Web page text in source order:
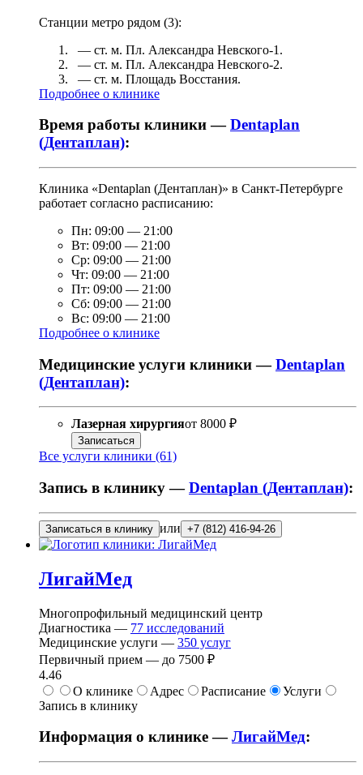
Станции метро рядом (3):
— ст. м. Пл. Александра Невского-1 .
— ст. м. Пл. Александра Невского-2.
— ст. м. Площадь Восстания.
Подробнее о клинике
Время работы клиники —Dentaplan
(Дентаплан):
Клиника «Dentaplan (Дентаплан)» в Санкт-Петербурге
работает согласно расписанию:
Пн: 09:00 — 21:00
Вт: 09:00 — 21:00
Ср: 09:00 — 21:00
Чт: 09:00 — 21:00
Пт: 09:00 — 21:00
Сб: 09:00 — 21:00
Вс: 09:00 — 21:00
Подробнее о клинике
Медицинские услуги клиники —Dentaplan
(Дентаплан):
Лазерная хирургияот 8000 ₽
Записаться
Все услуги клиники (61)
Запись в клинику —Dentaplan (Дентаплан):
Записаться в клинику или +7 (812) 416-94-26
ЛигайМед
Многопрофильный медицинский центр
Диагностика — 77 исследований
Медицинские услуги — 350 услуг
Первичный прием — до 7500 ₽
4.46
О клинике
Адрес Расписание
Услуги
Запись в клинику
Информация о клинике —ЛигайМед: